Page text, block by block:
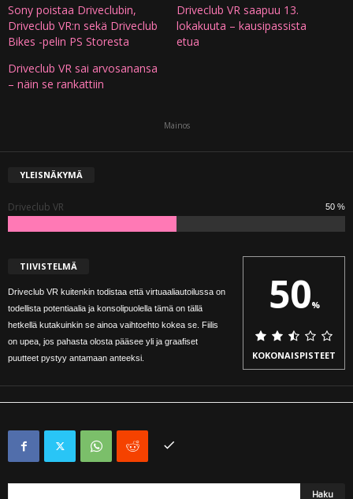
Sony poistaa Driveclubin,
Driveclub VR:n sekä Driveclub
Bikes -pelin PS Storesta
Driveclub VR saapuu 13.
lokakuuta – kausipassista
etua
Driveclub VR sai arvosanansa
– näin se rankattiin
Mainos
YLEISNÄKYMÄ
Driveclub VR 50 %
TIIVISTELMÄ
Driveclub VR kuitenkin todistaa että virtuaaliautoilussa on
todellista potentiaalia ja konsolipuolella tämä on tällä
hetkellä kutakuinkin se ainoa vaihtoehto kokea se. Fiilis
on upea, jos pahasta olosta pääsee yli ja graafiset
puutteet pystyy antamaan anteeksi.
50%
KOKONAISPISTEET